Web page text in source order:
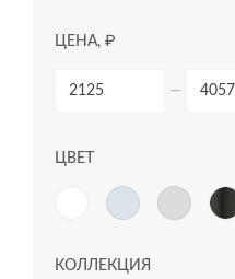
ЦЕНА, ₽
—
ЦВЕТ
КОЛЛЕКЦИЯ